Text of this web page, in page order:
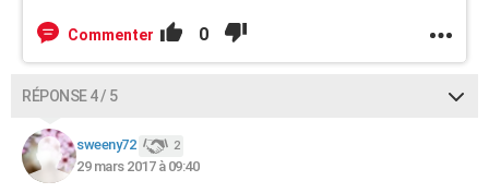
Commenter 0
RÉPONSE 4 / 5
sweeny72 2
29 mars 2017 à 09:40